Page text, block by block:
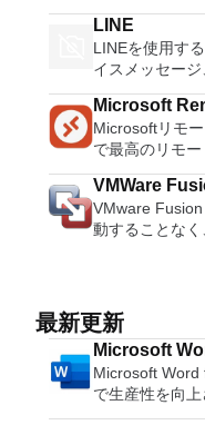
を作成できま
照して、お気に
有できます。ビ
インポートし
置、編集して
き込んだりでき
す： 日付でサ
ートするオプ
ォント、サイ
インのトラン
して、継続時
のクリップの
LINE
LINEを使用す
イスメッセージ
人と簡単に共
ーザーが他の多
ともにMacや
り取りできる
す。 人気アー
ンド、テレビ
クーポンを入手でき
すると、1対1
Windows
PCのすべての
デバイスで利
含まれるもの
を超えるステ
Microsoft
Microsoftリモ
で最高のリモー
ントの1つです
できるようにな
ョンは、ユー
し、マシン間で
いコンピュータ
力するだけで
れます。または
あるコンピュー
ともできます
VMWare
VMware
動することな
プルでありなが
ル、開発者、
に強力です。
す。 MacOS Sierra対応の VMware
Fusion Proを
Sierraを搭載し
最新更新
Microsoft
Microsoft Word
で生産性を向上